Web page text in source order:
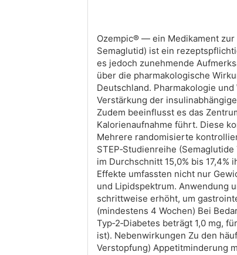
Ozempic® — ein Medikament
Semaglutid) ist ein
es jedoch zunehmende
über die pharmakologische
Deutschland. Pharmakologie
Verstärkung der
Zudem beeinflusst es das
Kalorienaufnahme führt. Diese
Mehrere randomisierte
STEP‑Studienreihe
im Durchschnitt 15,0% bis
Effekte umfassten nicht nur
und Lipidspektrum. Anwendung
schrittweise erhöht, um
(mindestens 4 Wochen) Bei
Typ‑2‑Diabetes beträgt 1,0 mg,
ist). Nebenwirkungen Zu den
Verstopfung) Appetitminderung